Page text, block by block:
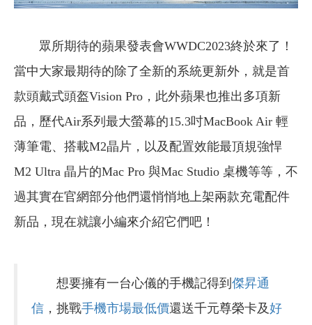
眾所期待的蘋果發表會WWDC2023終於來了！
當中大家最期待的除了全新的系統更新外，就是首
款頭戴式頭盔Vision Pro，此外蘋果也推出多項新
品，歷代Air系列最大螢幕的15.3吋MacBook Air 輕
薄筆電、搭載M2晶片，以及配置效能最頂規強悍
M2 Ultra 晶片的Mac Pro 與Mac Studio 桌機等等，不
過其實在官網部分他們還悄悄地上架兩款充電配件
新品，現在就讓小編來介紹它們吧！
想要擁有一台心儀的手機記得到 傑昇通
信 ，挑戰手機市場最低價還送千元尊榮卡及好